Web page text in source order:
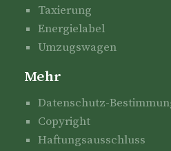
Taxierung
Energielabel
Umzugswagen
Mehr
Datenschutz-
Copyright
Haftungsausschluss